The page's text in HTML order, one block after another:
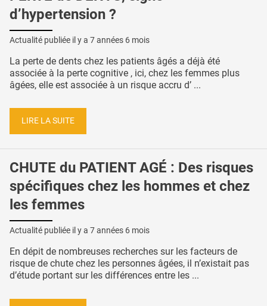
d’hypertension ?
Actualité publiée il y a 7 années 6 mois
La perte de dents chez les patients âgés a déjà été
associée à la perte cognitive , ici, chez les femmes plus
âgées, elle est associée à un risque accru d’ ...
LIRE LA SUITE
CHUTE du PATIENT AGÉ : Des risques
spécifiques chez les hommes et chez
les femmes
Actualité publiée il y a 7 années 6 mois
En dépit de nombreuses recherches sur les facteurs de
risque de chute chez les personnes âgées, il n’existait pas
d’étude portant sur les différences entre les ...